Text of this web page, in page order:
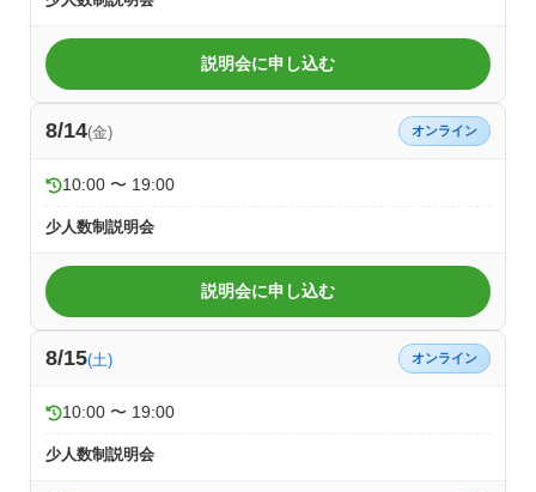
説明会に申し込む
8/14(金) オンライン
10:00 〜 19:00
少人数制説明会
説明会に申し込む
8/15(土) オンライン
10:00 〜 19:00
少人数制説明会